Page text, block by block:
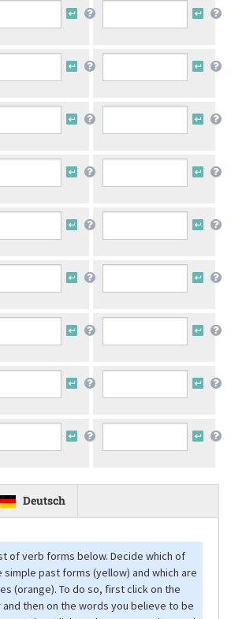
Deutsch
of verb forms below. Decide which of
past forms (yellow) and which are
(orange). To do so, first click on the
then on the words you believe to be